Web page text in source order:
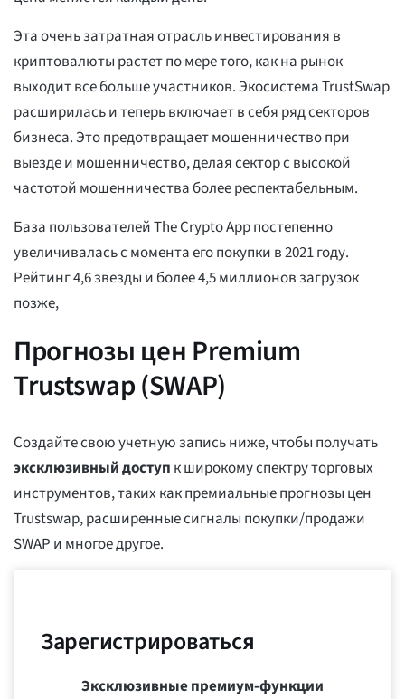
Эта очень затратная отрасль инвестирования в
криптовалюты растет по мере того, как на рынок
выходит все больше участников. Экосистема TrustSwap
расширилась и теперь включает в себя ряд секторов
бизнеса. Это предотвращает мошенничество при
выезде и мошенничество, делая сектор с высокой
частотой мошенничества более респектабельным.
База пользователей The Crypto App постепенно
увеличивалась с момента его покупки в 2021 году.
Рейтинг 4,6 звезды и более 4,5 миллионов загрузок
позже,
Прогнозы цен Premium
Trustswap (SWAP)
Создайте свою учетную запись ниже, чтобы получать
эксклюзивный доступ к широкому спектру торговых
инструментов, таких как премиальные прогнозы цен
Trustswap, расширенные сигналы покупки/продажи
SWAP и многое другое.
Зарегистрироваться
Эксклюзивные премиум-функции